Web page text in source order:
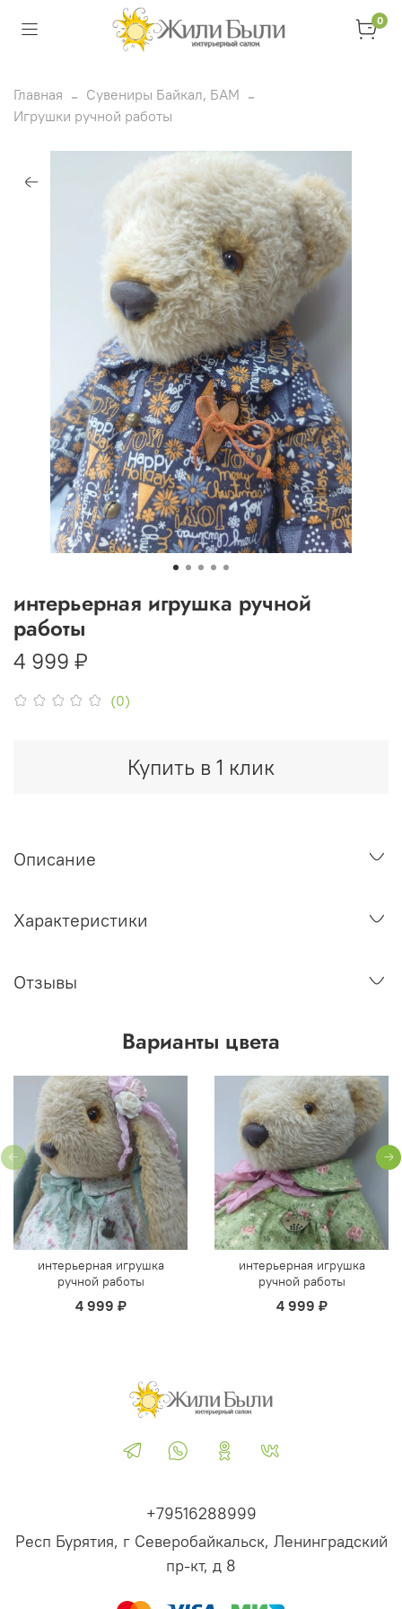
0
Главная
Сувениры Байкал, БАМ
Игрушки ручной работы
(0)
интерьерная игрушка ручной
работы
4 999 ₽
Купить в 1 клик
Описание
Характеристики
Отзывы
Варианты цвета
интерьерная игрушка
ручной работы
4 999 ₽
интерьерная игрушка
ручной работы
4 999 ₽
+79516288999
Респ Бурятия, г Северобайкальск, Ленинградский
пр-кт, д 8